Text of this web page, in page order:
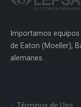
Importamos
de Eaton (Moeller),
alemanes.